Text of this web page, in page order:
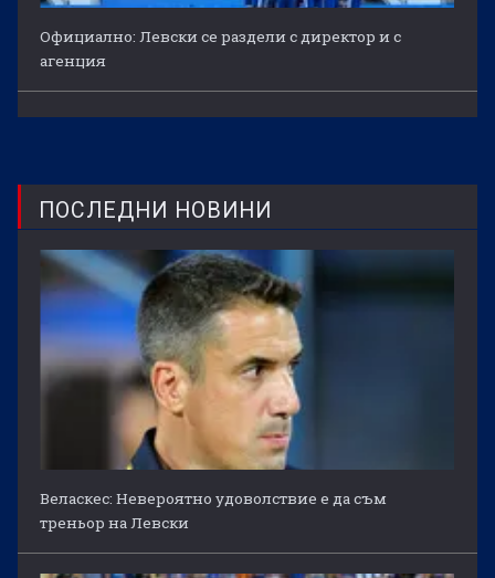
Официално: Левски се раздели с директор и с
агенция
ПОСЛЕДНИ НОВИНИ
Веласкес: Невероятно удоволствие е да съм
треньор на Левски